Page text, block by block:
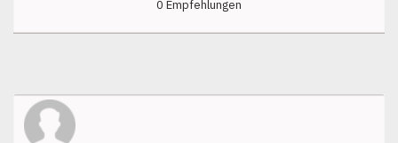
0 Empfehlungen